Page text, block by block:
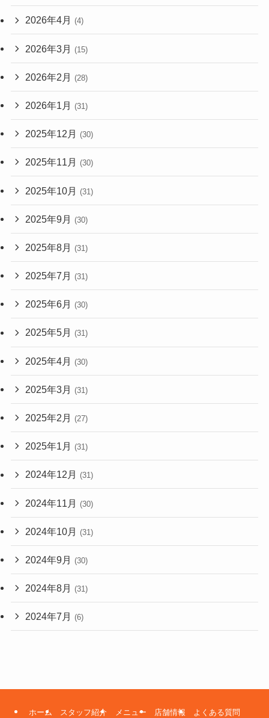
2026年4月 (4)
2026年3月 (15)
2026年2月 (28)
2026年1月 (31)
2025年12月 (30)
2025年11月 (30)
2025年10月 (31)
2025年9月 (30)
2025年8月 (31)
2025年7月 (31)
2025年6月 (30)
2025年5月 (31)
2025年4月 (30)
2025年3月 (31)
2025年2月 (27)
2025年1月 (31)
2024年12月 (31)
2024年11月 (30)
2024年10月 (31)
2024年9月 (30)
2024年8月 (31)
2024年7月 (6)
ホーム スタッフ紹介 メニュー 店舗情報 よくある質問